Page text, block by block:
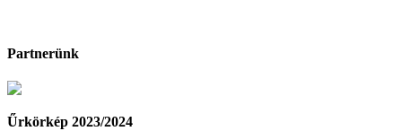
Partnerünk
Űrkörkép 2023/2024